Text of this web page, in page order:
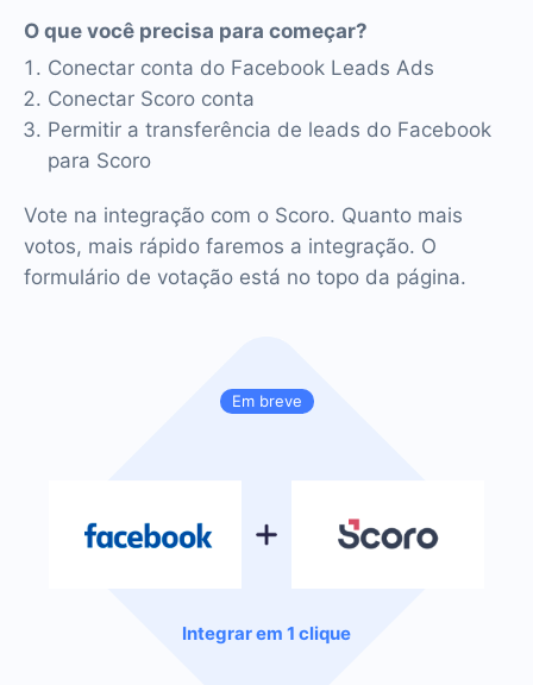
Em breve
Integrar em 1 clique
O que você precisa para começar?
Conectar conta do Facebook Leads Ads
Conectar Scoro conta
Permitir a transferência de leads do Facebook
para Scoro
Vote na integração com o Scoro. Quanto mais
votos, mais rápido faremos a integração. O
formulário de votação está no topo da página.